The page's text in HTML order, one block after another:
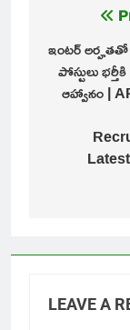
ఇంటర్ అర్హతతో
పోస్టులు
ఆహ్వానం |
LEAVE A